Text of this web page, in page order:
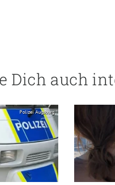
Dich auch
Polizei Augsburg